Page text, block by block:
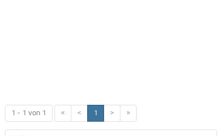
1 - 1 von 1 « < 1 > »